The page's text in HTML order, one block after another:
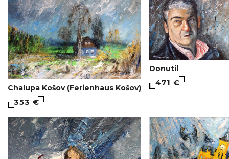
Chalupa Košov (Ferienhaus Košov)
353 €
Donutil
471 €